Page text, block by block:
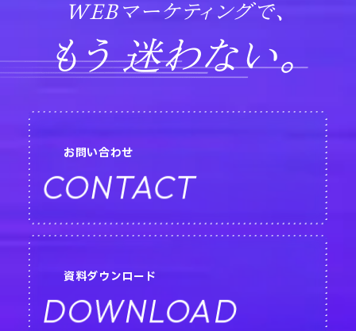
WEBマーケティングで、
もう 迷わない。
お問い合わせ
CONTACT
資料ダウンロード
DOWNLOAD